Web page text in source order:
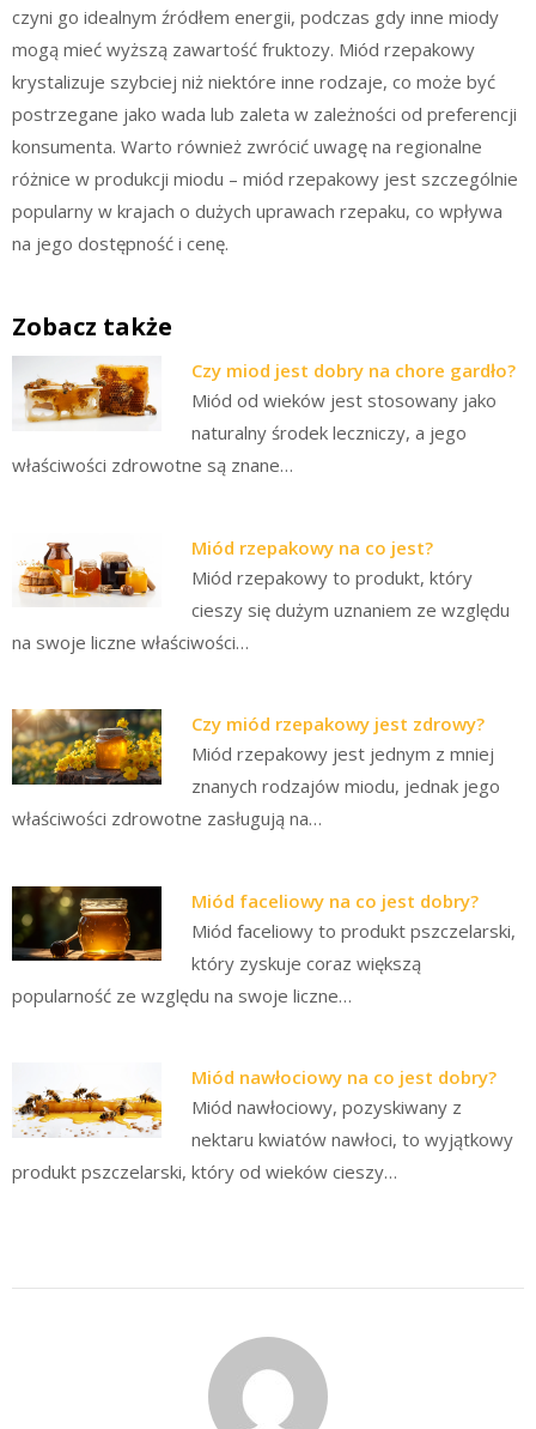
czyni go idealnym źródłem energii, podczas gdy inne miody
mogą mieć wyższą zawartość fruktozy. Miód rzepakowy
krystalizuje szybciej niż niektóre inne rodzaje, co może być
postrzegane jako wada lub zaleta w zależności od preferencji
konsumenta. Warto również zwrócić uwagę na regionalne
różnice w produkcji miodu – miód rzepakowy jest szczególnie
popularny w krajach o dużych uprawach rzepaku, co wpływa
na jego dostępność i cenę.
Zobacz także
Czy miod jest dobry na chore gardło?
Miód od wieków jest stosowany jako
naturalny środek leczniczy, a jego
właściwości zdrowotne są znane…
Miód rzepakowy na co jest?
Miód rzepakowy to produkt, który
cieszy się dużym uznaniem ze względu
na swoje liczne właściwości…
Czy miód rzepakowy jest zdrowy?
Miód rzepakowy jest jednym z mniej
znanych rodzajów miodu, jednak jego
właściwości zdrowotne zasługują na…
Miód faceliowy na co jest dobry?
Miód faceliowy to produkt pszczelarski,
który zyskuje coraz większą
popularność ze względu na swoje liczne…
Miód nawłociowy na co jest dobry?
Miód nawłociowy, pozyskiwany z
nektaru kwiatów nawłoci, to wyjątkowy
produkt pszczelarski, który od wieków cieszy…